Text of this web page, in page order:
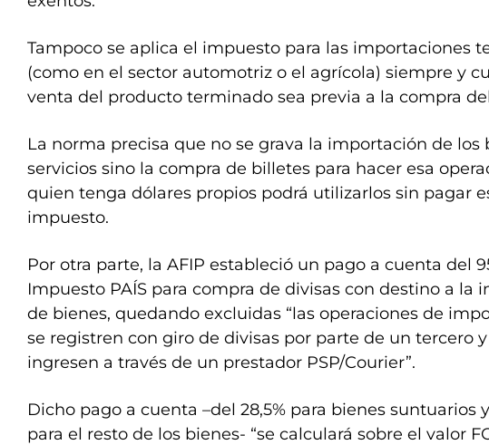
Tampoco se aplica el impuesto para las importaciones
(como en el sector automotriz o el agrícola) siempre y
venta del producto terminado sea previa a la compra
La norma precisa que no se grava la importación de los
servicios sino la compra de billetes para hacer esa
quien tenga dólares propios podrá utilizarlos sin pagar
impuesto.
Por otra parte, la AFIP estableció un pago a cuenta del
Impuesto PAÍS para compra de divisas con destino a la
de bienes, quedando excluidas “las operaciones de
se registren con giro de divisas por parte de un tercero
ingresen a través de un prestador PSP/Courier”.
Dicho pago a cuenta –del 28,5% para bienes suntuarios y
para el resto de los bienes- “se calculará sobre el valor